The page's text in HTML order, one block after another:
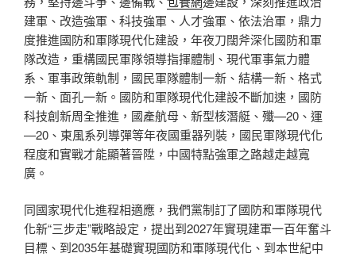
建軍、改造強軍、科技強軍、人才強軍、依法治軍，鼎力
度推進國防和軍隊現代化建設，年夜刀闊斧深化國防和軍
隊改造，重構國民軍隊領導指揮體制、現代軍事氣力體
系、軍事政策軌制，國民軍隊體制一新、結構一新、格式
一新、面孔一新。國防和軍隊現代化建設不斷加速，國防
科技創新周全推進，國產航母、新型核潛艇、殲—20、運
—20、東風系列導彈等年夜國重器列裝，國民軍隊現代化
程度和實戰才能顯著晉陞，中國特點強軍之路越走越寬
廣。
同國家現代化進程相適應，我們黨制訂了國防和軍隊現代
化新“三步走”戰略設定，提出到2027年實現建軍一百年奮斗
目標、到2035年基礎實現國防和軍隊現代化、到本世紀中